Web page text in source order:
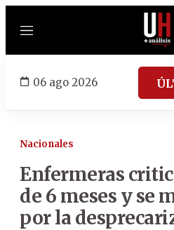
Menú
06 ago 2026
Nacionales
Enfermeras
de 6 meses y se
por la